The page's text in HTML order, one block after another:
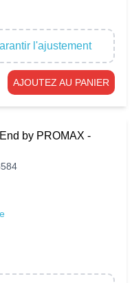
l'ajustement
AJOUTEZ AU PANIER
by PROMAX -